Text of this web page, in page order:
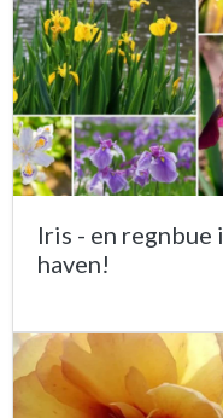
Iris - en regnbue i
haven!